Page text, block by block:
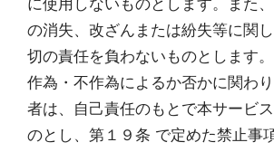
に使用しないものとします。また
の消失、改ざんまたは紛失等に関
切の責任を負わないものとします
作為・不作為によるか否かに関わ
者は、自己責任のもとで本サービ
のとし、第１９条 で定めた禁止事